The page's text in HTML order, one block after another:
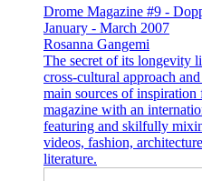
Drome Magazine #9 -
January - March 2007
Rosanna Gangemi
The secret of its longevity
cross-cultural approach
main sources of
magazine with an
featuring and skilfully
videos, fashion,
literature.